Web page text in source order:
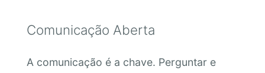
Comunicação Aberta
A comunicação é a chave. Perguntar e